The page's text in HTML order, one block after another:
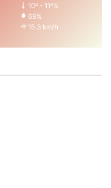
10º - 11º%
69%
15.3 km/h